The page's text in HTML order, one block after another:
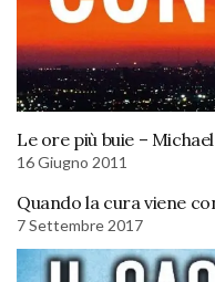
Le ore più buie –
16 Giugno 2011
Quando la cura viene
7 Settembre 2017